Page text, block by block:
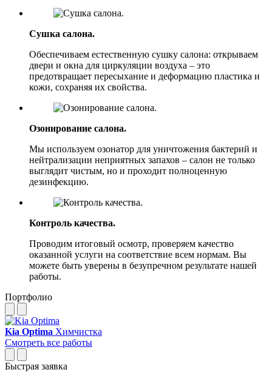
Сушка салона.
Обеспечиваем естественную сушку салона: открываем
двери и окна для циркуляции воздуха – это
предотвращает пересыхание и деформацию пластика и
кожи, сохраняя их свойства.
Озонирование салона.
Мы используем озонатор для уничтожения бактерий и
нейтрализации неприятных запахов – салон не только
выглядит чистым, но и проходит полноценную
дезинфекцию.
Контроль качества.
Проводим итоговый осмотр, проверяем качество
оказанной услуги на соответствие всем нормам. Вы
можете быть уверены в безупречном результате нашей
работы.
Портфолио
Kia Optima Химчистка
Смотреть все работы
Быстрая заявка